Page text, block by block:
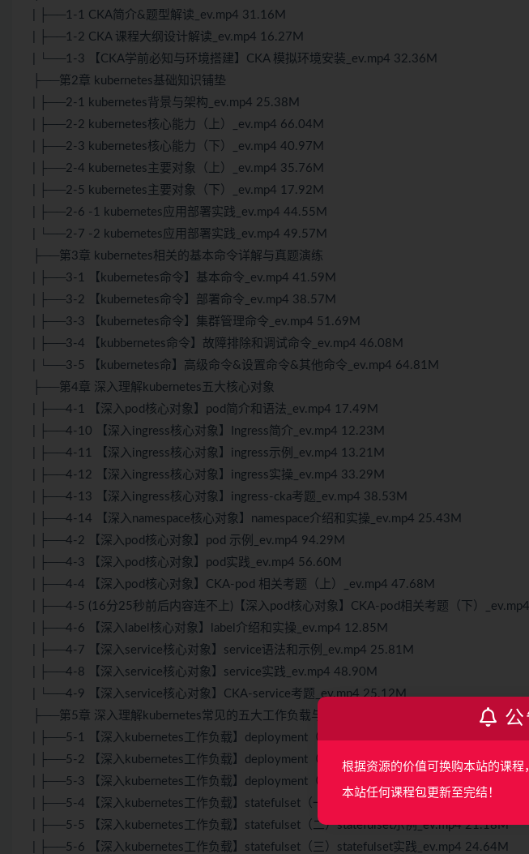
| ├──1-1 CKA简介&题型解读_ev.mp4 31.16M
| ├──1-2 CKA 课程大纲设计解读_ev.mp4 16.27M
| └──1-3 【CKA学前必知与环境搭建】CKA 模拟环境安装_ev.mp4 32.36M
├──第2章 kubernetes基础知识铺垫
| ├──2-1 kubernetes背景与架构_ev.mp4 25.38M
| ├──2-2 kubernetes核心能力（上）_ev.mp4 66.04M
| ├──2-3 kubernetes核心能力（下）_ev.mp4 40.97M
| ├──2-4 kubernetes主要对象（上）_ev.mp4 35.76M
| ├──2-5 kubernetes主要对象（下）_ev.mp4 17.92M
| ├──2-6 -1 kubernetes应用部署实践_ev.mp4 44.55M
| └──2-7 -2 kubernetes应用部署实践_ev.mp4 49.57M
├──第3章 kubernetes相关的基本命令详解与真题演练
| ├──3-1 【kubernetes命令】基本命令_ev.mp4 41.59M
| ├──3-2 【kubernetes命令】部署命令_ev.mp4 38.57M
| ├──3-3 【kubernetes命令】集群管理命令_ev.mp4 51.69M
| ├──3-4 【kubbernetes命令】故障排除和调试命令_ev.mp4 46.08M
| └──3-5 【kubernetes命】高级命令&设置命令&其他命令_ev.mp4 64.81M
├──第4章 深入理解kubernetes五大核心对象
| ├──4-1 【深入pod核心对象】pod简介和语法_ev.mp4 17.49M
| ├──4-10 【深入ingress核心对象】Ingress简介_ev.mp4 12.23M
| ├──4-11 【深入ingress核心对象】ingress示例_ev.mp4 13.21M
| ├──4-12 【深入ingress核心对象】ingress实操_ev.mp4 33.29M
| ├──4-13 【深入ingress核心对象】ingress-cka考题_ev.mp4 38.53M
| ├──4-14 【深入namespace核心对象】namespace介绍和实操_ev.mp4 25.43M
| ├──4-2 【深入pod核心对象】pod 示例_ev.mp4 94.29M
| ├──4-3 【深入pod核心对象】pod实践_ev.mp4 56.60M
| ├──4-4 【深入pod核心对象】CKA-pod 相关考题（上）_ev.mp4 47.68M
| ├──4-5 (16分25秒前后内容连不上)【深入pod核心对象】CKA-pod相关考题（下）
| ├──4-6 【深入label核心对象】label介绍和实操_ev.mp4 12.85M
| ├──4-7 【深入service核心对象】service语法和示例_ev.mp4 25.81M
| ├──4-8 【深入service核心对象】service实践_ev.mp4 48.90M
| └──4-9 【深入service核心对象】CKA-service考题_ev.mp4 25.12M
├──第5章 深入理解kubernetes常见的五大工作负载与真题演练
| ├──5-1 【深入kubernetes工作负载】deployment（一） Deployment简介&语法_ev.mp4
| ├──5-2 【深入kubernetes工作负载】deployment（二）deployment示例_ev.mp4 83.26M
| ├──5-3 【深入kubernetes工作负载】deployment（三）deployment实践&CKA考题
| ├──5-4 【深入kubernetes工作负载】statefulset（一）statefulset简介&语法_ev.mp4
| ├──5-5 【深入kubernetes工作负载】statefulset（二）statefulset示例_ev.mp4 21.18M
| ├──5-6 【深入kubernetes工作负载】statefulset（三）statefulset实践_ev.mp4 24.64M
公
根据资源的价值可换购本站的课程
本站任何课程包更新至完结！